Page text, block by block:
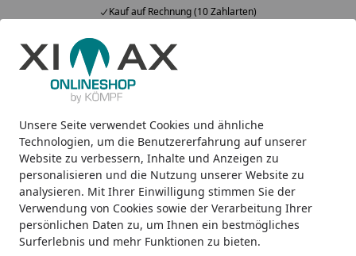
Unsere Seite verwendet Cookies und ähnliche
Technologien, um die Benutzererfahrung auf unserer
Website zu verbessern, Inhalte und Anzeigen zu
personalisieren und die Nutzung unserer Website zu
analysieren. Mit Ihrer Einwilligung stimmen Sie der
Verwendung von Cookies sowie der Verarbeitung Ihrer
persönlichen Daten zu, um Ihnen ein bestmögliches
Surferlebnis und mehr Funktionen zu bieten.
Kauf auf Rechnung (10 Zahlarten)
Alle Produkte
Mein Konto
Suchen
Startseite
Ximax Ersatzteil VPN-K75 BK Seitenprofil Rechts/Links,
Ximax Ersatzteil VPN-K75 BK
Seitenprofil Rechts/Links,
Quer/Abdeckleisten für Carport
Portoforte Typ 80 495 x 270 cm